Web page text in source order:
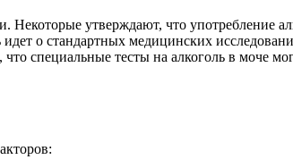
утверждают, что употребление
о стандартных медицинских
специальные тесты на алкоголь в моче